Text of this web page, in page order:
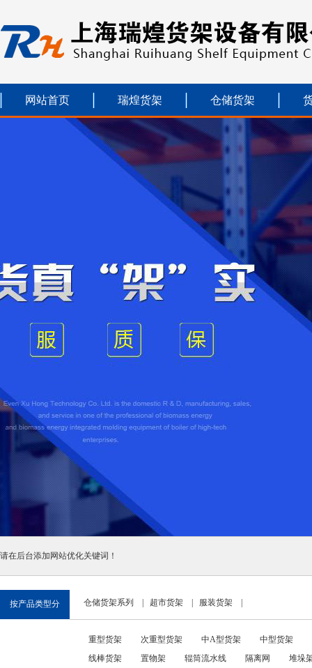
网站首页 瑞煌货架 仓储货架
请在后台添加网站优化关键词！
按产品类型分 仓储货架系列 超市货架 服装货架
重型货架 次重型货架 中A型货架
中型货架
线棒货架
置物架 辊筒流水线 隔离网 堆垛